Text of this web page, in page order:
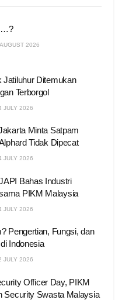
2026
Jatiluhur Ditemukan
Terborgol
JULY 2026
Minta Satpam
Tidak Dipecat
JULY 2026
Bahas Industri
PIKM Malaysia
JULY 2026
Pengertian, Fungsi, dan
Indonesia
JULY 2026
Officer Day, PIKM
Security Swasta Malaysia